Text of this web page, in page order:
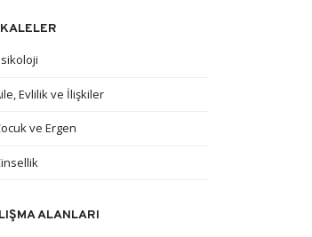
Evlilik ve İlişkiler
ve Ergen
ALANLARI